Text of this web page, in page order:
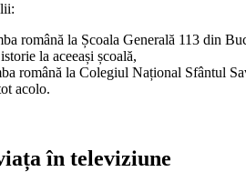
română la Școala Generală 113 din
la aceeași școală,
română la Colegiul Național Sfântul
acolo.
în televiziune